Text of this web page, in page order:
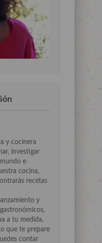
y cocinera
investigar
e
cocina,
recetas
y
a tu medida,
que te prepare
contar